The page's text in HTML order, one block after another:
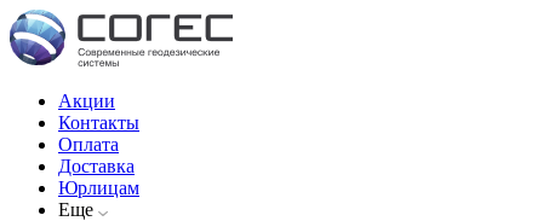
Акции
Контакты
Оплата
Доставка
Юрлицам
Еще